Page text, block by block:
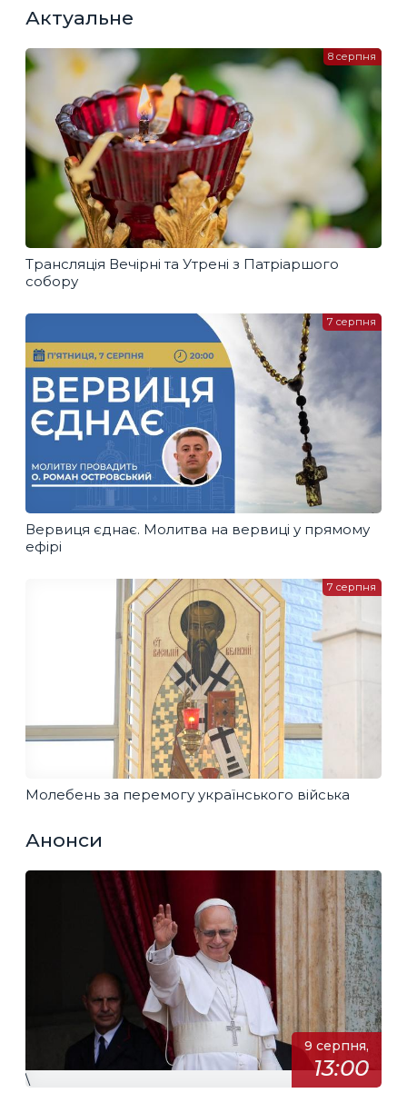
Актуальне
Трансляція Вечірні та Утрені з Патріаршого
собору
8 серпня
Вервиця єднає. Молитва на вервиці у прямому
ефірі
7 серпня
Молебень за перемогу українського війська
7 серпня
Анонси
9 серпня,
13:00
\